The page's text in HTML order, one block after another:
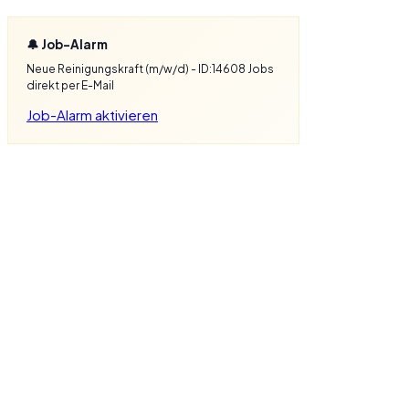
🔔 Job-Alarm
Neue Reinigungskraft (m/w/d) - ID:14608 Jobs
direkt per E-Mail
Job-Alarm aktivieren